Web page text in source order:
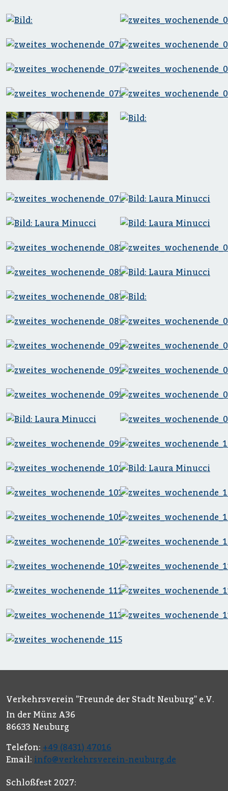
Verkehrsverein "Freunde der Stadt Neuburg" e.V.
In der Münz A36
86633 Neuburg
Telefon: +49 (8431) 47016
Email: info@verkehrsverein-neuburg.de
Schloßfest 2027: